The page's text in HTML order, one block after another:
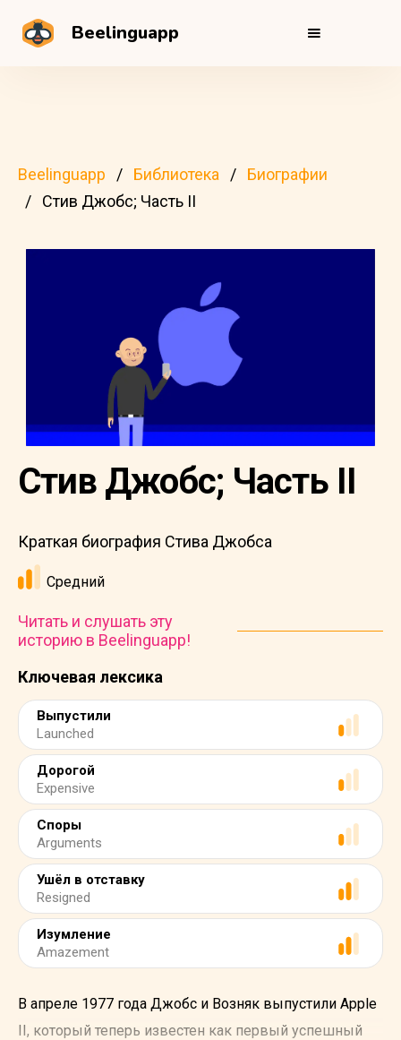
Beelinguapp
Beelinguapp Библиотека
Биографии
Стив Джобс; Часть II
Ключевая лексика
Выпустили
Launched
Дорогой
Expensive
Споры
Arguments
Ушёл в отставку
Resigned
Изумление
Amazement
Стив Джобс; Часть II
Краткая биография Стива Джобса
Средний
Читать и слушать эту
историю в Beelinguapp!
В апреле 1977 года Джобс и Возняк выпустили Apple
II, который теперь известен как первый успешный